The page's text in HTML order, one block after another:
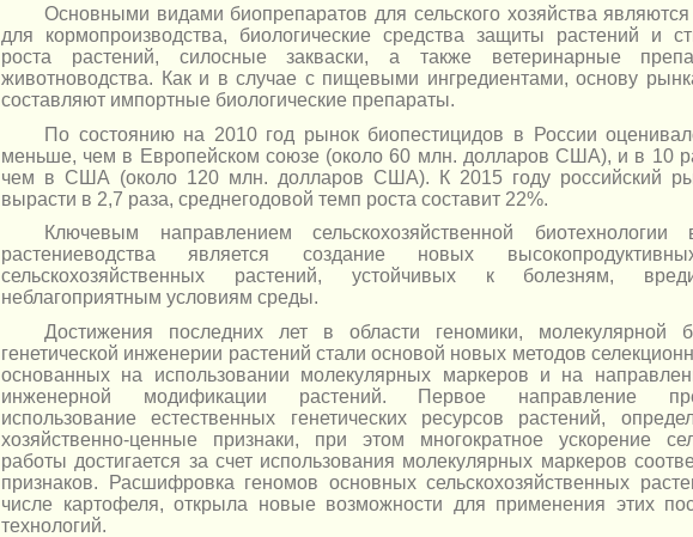
Основными видами биопрепаратов для сельского хозяйства
для кормопроизводства, биологические средства защиты растений и
роста растений, силосные закваски, а также ветеринарные
животноводства. Как и в случае с пищевыми ингредиентами, основу
составляют импортные биологические препараты.
По состоянию на 2010 год рынок биопестицидов в России
меньше, чем в Европейском союзе (около 60 млн. долларов США), и в 10
чем в США (около 120 млн. долларов США). К 2015 году российский
вырасти в 2,7 раза, среднегодовой темп роста составит 22%.
Ключевым направлением сельскохозяйственной биотехнологии
растениеводства является создание новых
сельскохозяйственных растений, устойчивых к болезням,
неблагоприятным условиям среды.
Достижения последних лет в области геномики, молекулярной
генетической инженерии растений стали основой новых методов
основанных на использовании молекулярных маркеров и на
инженерной модификации растений. Первое направление
использование естественных генетических ресурсов растений,
хозяйственно-ценные признаки, при этом многократное ускорение
работы достигается за счет использования молекулярных маркеров
признаков. Расшифровка геномов основных сельскохозяйственных
числе картофеля, открыла новые возможности для применения этих
технологий.